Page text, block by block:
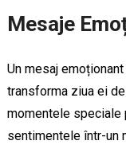
Mesaje
Un mesaj
transforma ziua ei
momentele
sentimentele într-un